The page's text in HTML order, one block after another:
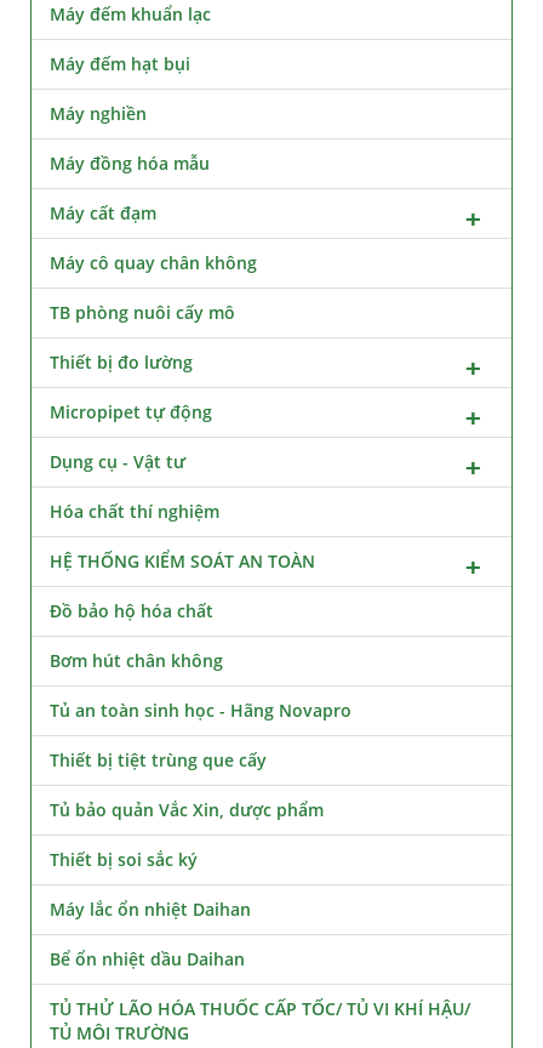
Máy đếm khuẩn lạc
Máy đếm hạt bụi
Máy nghiền
Máy đồng hóa mẫu
Máy cất đạm
Máy cô quay chân không
TB phòng nuôi cấy mô
Thiết bị đo lường
Micropipet tự động
Dụng cụ - Vật tư
Hóa chất thí nghiệm
HỆ THỐNG KIỂM SOÁT AN TOÀN
Đồ bảo hộ hóa chất
Bơm hút chân không
Tủ an toàn sinh học - Hãng Novapro
Thiết bị tiệt trùng que cấy
Tủ bảo quản Vắc Xin, dược phẩm
Thiết bị soi sắc ký
Máy lắc ổn nhiệt Daihan
Bể ổn nhiệt dầu Daihan
TỦ THỬ LÃO HÓA THUỐC CẤP TỐC/ TỦ VI KHÍ HẬU/
TỦ MÔI TRƯỜNG